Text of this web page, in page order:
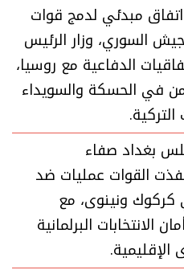
مبدئي لدمج قوات
السوري، وزار الرئيس
الدفاعية مع روسيا،
في الحسكة والسويداء
بغداد صفاء
القوات عمليات ضد
كركوك ونينوى، مع
البرلمانية